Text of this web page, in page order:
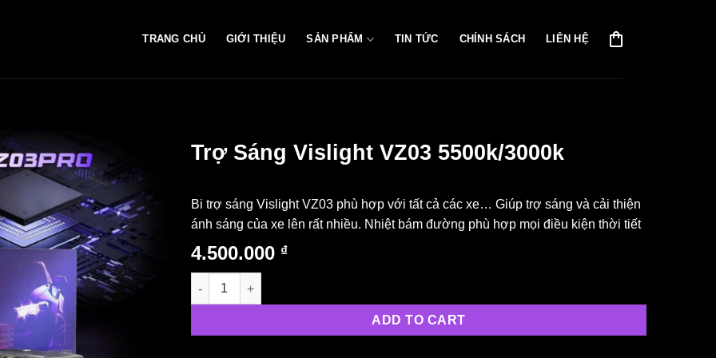
TRANG CHỦ GIỚI THIỆU SẢN PHẨM TIN TỨC CHÍNH SÁCH LIÊN HỆ
Trợ Sáng Vislight VZ03 5500k/3000k
Bi trợ sáng Vislight VZ03 phù hợp với tất cả các xe… Giúp trợ sáng và cải thiện
ánh sáng của xe lên rất nhiều. Nhiệt bám đường phù hợp mọi điều kiện thời tiết
4.500.000 ₫
Trợ Sáng Vislight VZ03 5500k/3000k quantity
ADD TO CART